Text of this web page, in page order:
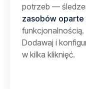
potrzeb —
zasobów oparte
funkcjonalnością.
Dodawaj i
w kilka kliknięć.